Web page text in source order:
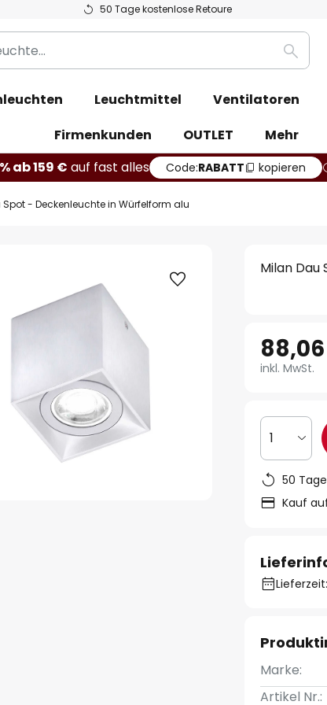
50 Tage kostenlose Retoure
Suche
Leuchtmittel Ventilatoren
Firmenkunden
OUTLET
Mehr
ab 159 € auf fast alles Code:RABATT kopieren
Spot - Deckenleuchte in Würfelform alu
Milan
inkl. MwSt.
1
50
Kauf
Marke:
Artikel Nr.: